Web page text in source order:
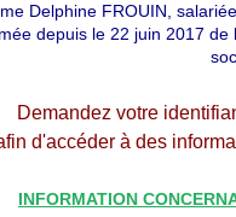
Delphine FROUIN,
depuis le 22 juin 2017
Demandez votre
d'accéder à des
INFORMATION